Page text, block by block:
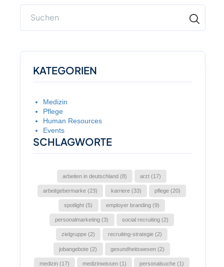
KATEGORIEN
Medizin
Pflege
Human Resources
Events
SCHLAGWORTE
arbeiten in deutschland (8) arzt (17)
arbeitgebermarke (23) karriere (33) pflege (20)
spotlight (5) employer branding (9)
personalmarketing (3) social recruiting (2)
zielgruppe (2) recruiting-strategie (2)
jobangebote (2) gesundheitswesen (2)
medizin (17) medizinwissen (1) personalsuche (1)